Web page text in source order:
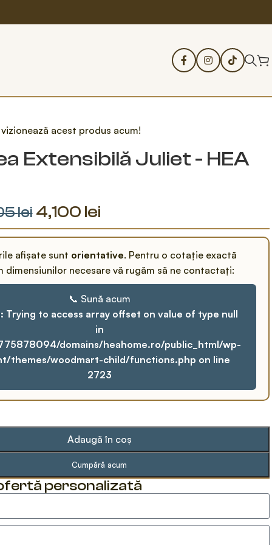
acest produs acum!
Extensibilă Juliet - HEA
lei 4,100 lei
afișate sunt orientative. Pentru o cotație exactă
dimensiunilor necesare vă rugăm să ne contactați:
📞 Sună acum
: Trying to access array offset on value of type null
in
domains/heahome.ro/public_html/wp-
themes/woodmart-child/functions.php on line
2723
Adaugă în coș
Cumpără acum
personalizată